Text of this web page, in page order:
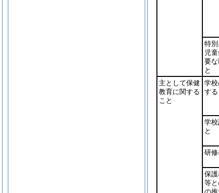
特
児
要
と
主として保健
教育に関する
こと
学
す
学
と
研
保
等